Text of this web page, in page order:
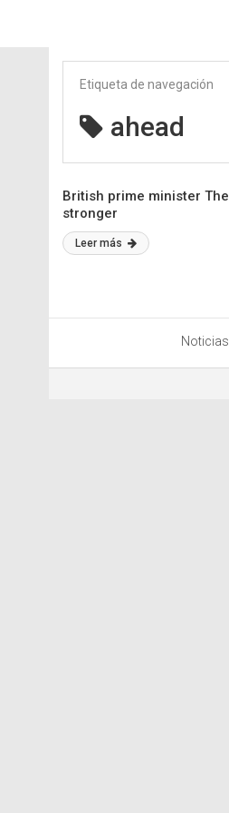
Etiqueta de navegación
ahead
British prime minister
stronger
Leer más
Noticias